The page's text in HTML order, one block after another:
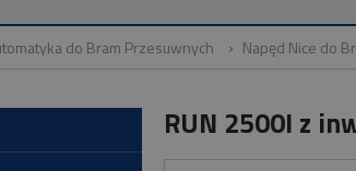
do Bram Przesuwnych Napęd Nice do
RUN 2500I z